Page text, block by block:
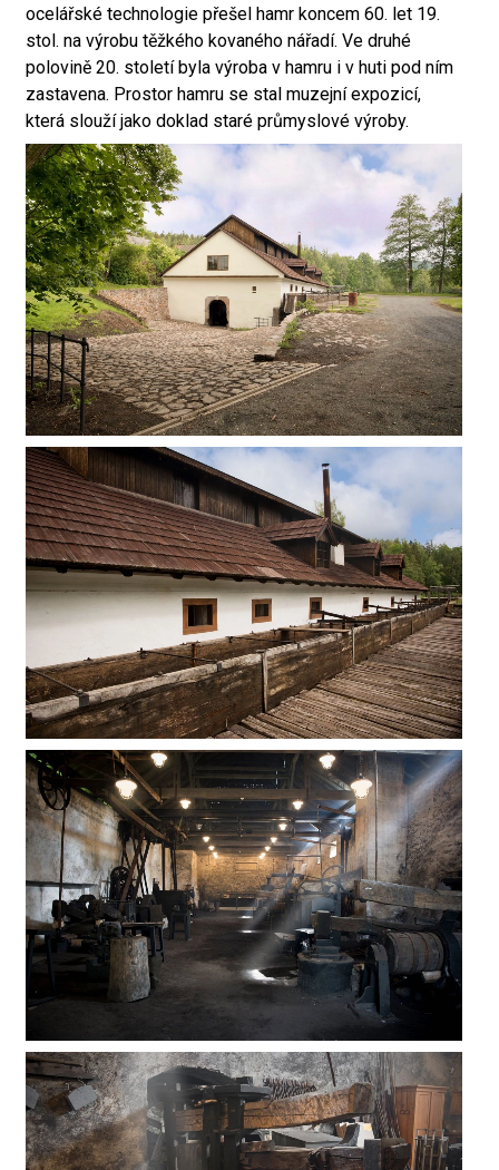
ocelářské technologie přešel hamr koncem 60. let 19.
stol. na výrobu těžkého kovaného nářadí. Ve druhé
polovině 20. století byla výroba v hamru i v huti pod ním
zastavena. Prostor hamru se stal muzejní expozicí,
která slouží jako doklad staré průmyslové výroby.